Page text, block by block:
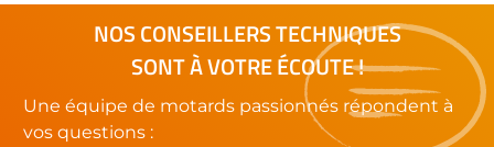
NOS CONSEILLERS TECHNIQUES
SONT À VOTRE ÉCOUTE !
Une équipe de motards passionnés répondent à
vos questions :